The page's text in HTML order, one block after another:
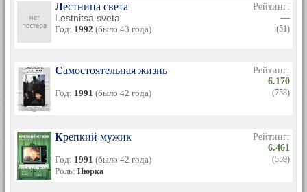
Лестница света
Lestnitsa sveta
Год: 1992 (было 43 года)
Рейтинг:
—
(51)
Самостоятельная жизнь
Год: 1991 (было 42 года)
Рейтинг:
6.170
(758)
Крепкий мужик
Год: 1991 (было 42 года)
Роль: Нюрка
Рейтинг:
6.461
(559)